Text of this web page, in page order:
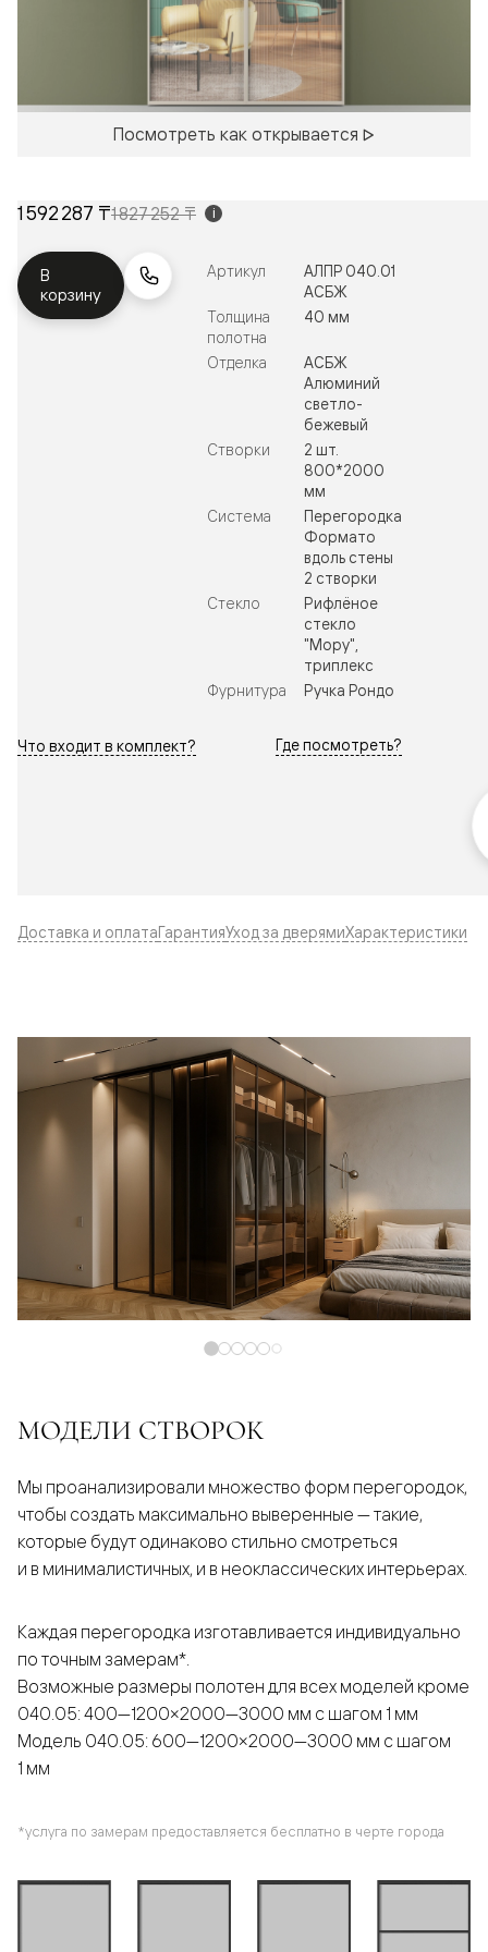
Посмотреть как открывается
1 592 287 ₸1 827 252 ₸ i
В
корзину
Артикул
АЛПР 040.01
АСБЖ
Толщина
полотна
40 мм
Отделка
АСБЖ
Алюминий
светло-
бежевый
Створки
2 шт.
800*2000
мм
Система
Перегородка
Формато
вдоль стены
2 створки
Стекло
Рифлёное
стекло
"Мору",
триплекс
Фурнитура
Ручка Рондо
Что входит в комплект? Где посмотреть?
Доставка и оплатаГарантияУход за дверямиХарактеристики
МОДЕЛИ СТВОРОК
Мы проанализировали множество форм перегородок,
чтобы создать максимально выверенные — такие,
которые будут одинаково стильно смотреться
и в минималистичных, и в неоклассических интерьерах.
Каждая перегородка изготавливается индивидуально
по точным замерам*.
Возможные размеры полотен для всех моделей кроме
040.05: 400—1200×2000—3000 мм с шагом 1 мм
Модель 040.05: 600—1200×2000—3000 мм с шагом
1 мм
*услуга по замерам предоставляется бесплатно в черте города